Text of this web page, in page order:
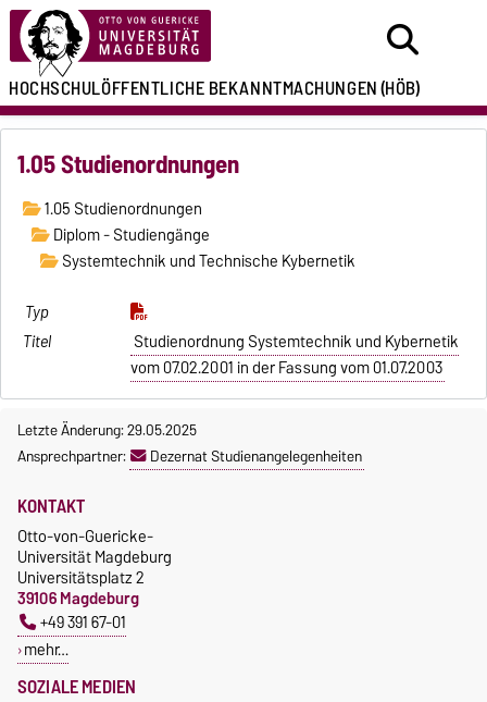
HOCHSCHULÖFFENTLICHEBEKANNTMACHUNGEN(HÖB)
1.05 Studienordnungen
1.05 Studienordnungen
Diplom - Studiengänge
Systemtechnik und Technische Kybernetik
Studienordnung Systemtechnik und Kybernetik
vom 07.02.2001 in der Fassung vom 01.07.2003
Letzte Änderung: 29.05.2025
Ansprechpartner:
Dezernat Studienangelegenheiten
SOZIALE MEDIEN
KONTAKT
Otto-von-Guericke-
Universität Magdeburg
Universitätsplatz 2
39106 Magdeburg
+49 391 67-01
mehr…